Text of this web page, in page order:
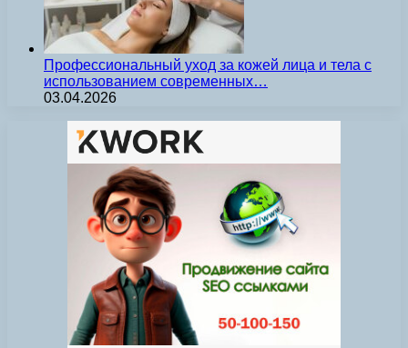
Профессиональный уход за кожей лица и тела с
использованием современных…
03.04.2026